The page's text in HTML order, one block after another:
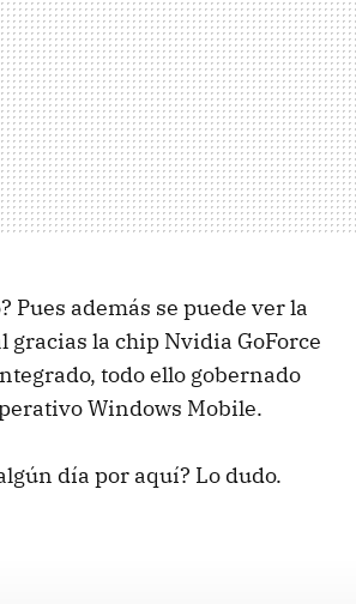
Pues además se puede ver la
la chip Nvidia GoForce
todo ello gobernado
Windows Mobile.
día por aquí? Lo dudo.